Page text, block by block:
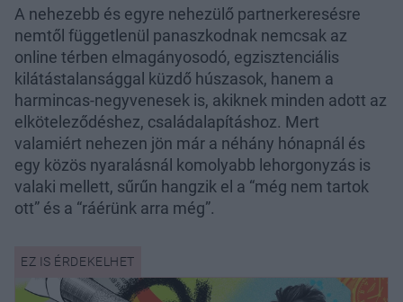
A nehezebb és egyre nehezülő partnerkeresésre
nemtől függetlenül panaszkodnak nemcsak az
online térben elmagányosodó, egzisztenciális
kilátástalansággal küzdő húszasok, hanem a
harmincas-negyvenesek is, akiknek minden adott az
elköteleződéshez, családalapításhoz. Mert
valamiért nehezen jön már a néhány hónapnál és
egy közös nyaralásnál komolyabb lehorgonyzás is
valaki mellett, sűrűn hangzik el a “még nem tartok
ott” és a “ráérünk arra még”.